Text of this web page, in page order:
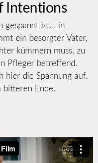
Intentions
gespannt ist… in
ein besorgter Vater,
kümmern muss, zu
Pfleger betreffend.
hier die Spannung auf.
bitteren Ende.